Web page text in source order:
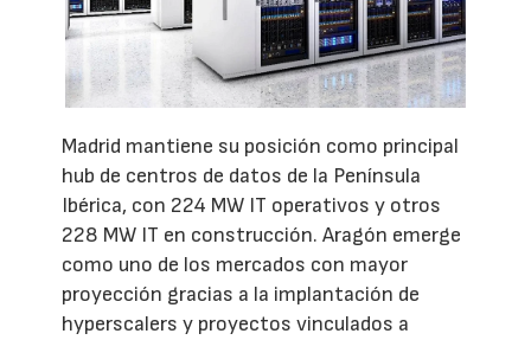
Madrid mantiene su posición como principal
hub de centros de datos de la Península
Ibérica, con 224 MW IT operativos y otros
228 MW IT en construcción. Aragón emerge
como uno de los mercados con mayor
proyección gracias a la implantación de
hyperscalers y proyectos vinculados a